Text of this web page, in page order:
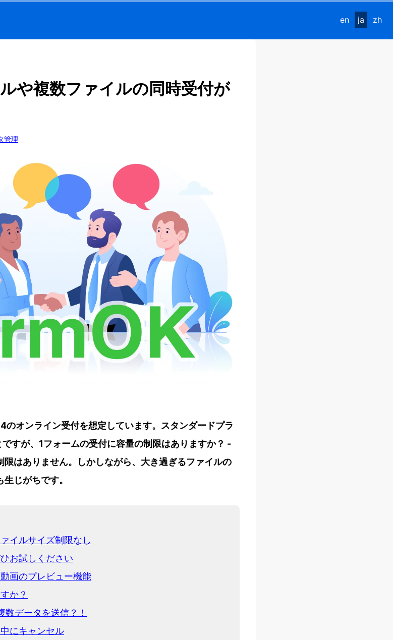
en ja zh
や複数ファイルの同時受付が
管理
のオンライン受付を想定しています。スタンダードプラ
すが、1フォームの受付に容量の制限はありますか？ -
はありません。しかしながら、大き過ぎるファイルの
じがちです。
イルサイズ制限なし
お試しください
画のプレビュー機能
か？
データを送信？！
にキャンセル